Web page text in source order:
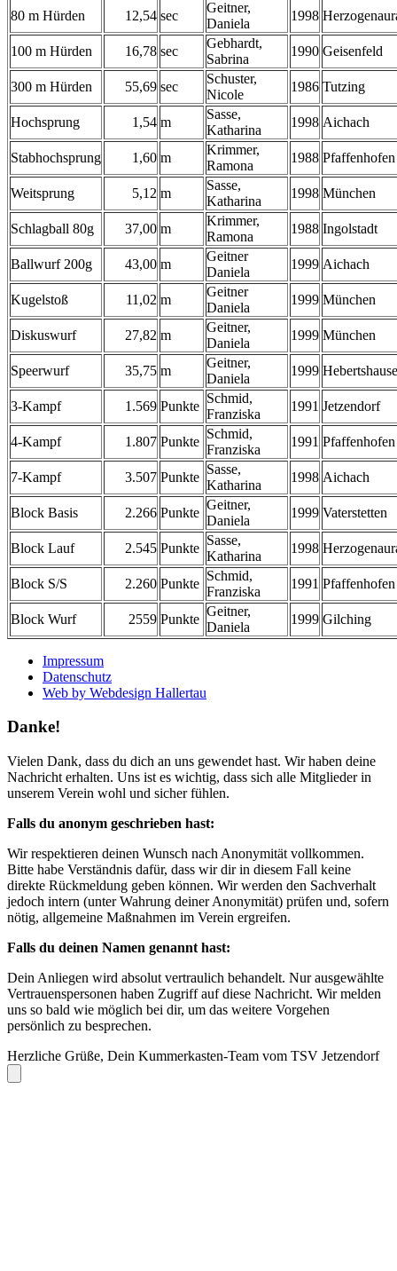
80 m Hürden 12,54 sec
Geitner,
Daniela
1998
100 m Hürden 16,78 sec
Gebhardt,
Sabrina
1990 Geisenfeld
300 m Hürden 55,69 sec
Schuster,
Nicole
1986 Tutzing
Hochsprung 1,54 m
Sasse,
Katharina
1998 Aichach
Stabhochsprung 1,60 m
Krimmer,
Ramona
1988 Pfaffenhofen
Weitsprung 5,12 m
Sasse,
Katharina
1998 München
Schlagball 80g 37,00 m
Krimmer,
Ramona
1988 Ingolstadt
Ballwurf 200g 43,00 m
Geitner
Daniela
1999 Aichach
Kugelstoß 11,02 m
Geitner
Daniela
1999 München
Diskuswurf 27,82 m
Geitner,
Daniela
1999 München
Speerwurf 35,75 m
Geitner,
Daniela
1999
3-Kampf 1.569 Punkte
Schmid,
Franziska
1991 Jetzendorf
4-Kampf 1.807 Punkte
Schmid,
Franziska
1991 Pfaffenhofen
7-Kampf 3.507 Punkte
Sasse,
Katharina
1998 Aichach
Block Basis 2.266 Punkte
Geitner,
Daniela
1999 Vaterstetten
Block Lauf 2.545 Punkte
Sasse,
Katharina
1998
Block S/S 2.260 Punkte
Schmid,
Franziska
1991 Pfaffenhofen
Block Wurf 2559 Punkte
Geitner,
Daniela
1999 Gilching
Impressum
Datenschutz
Web by Webdesign Hallertau
Danke!
Vielen Dank, dass du dich an uns gewendet hast. Wir haben deine
Nachricht erhalten. Uns ist es wichtig, dass sich alle Mitglieder in
unserem Verein wohl und sicher fühlen.
Falls du anonym geschrieben hast:
Wir respektieren deinen Wunsch nach Anonymität vollkommen.
Bitte habe Verständnis dafür, dass wir dir in diesem Fall keine
direkte Rückmeldung geben können. Wir werden den Sachverhalt
jedoch intern (unter Wahrung deiner Anonymität) prüfen und, sofern
nötig, allgemeine Maßnahmen im Verein ergreifen.
Falls du deinen Namen genannt hast:
Dein Anliegen wird absolut vertraulich behandelt. Nur ausgewählte
Vertrauenspersonen haben Zugriff auf diese Nachricht. Wir melden
uns so bald wie möglich bei dir, um das weitere Vorgehen
persönlich zu besprechen.
Herzliche Grüße, Dein Kummerkasten-Team vom TSV Jetzendorf